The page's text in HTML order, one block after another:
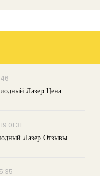
Лазер Цена
Лазер Отзывы